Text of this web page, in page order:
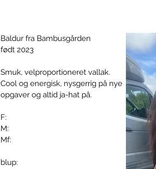
Baldur fra Bambusgården
født 2023
Smuk, velproportioneret vallak.
Cool og energisk, nysgerrig på nye
opgaver og altid ja-hat på.
F:
M:
Mf:
blup: